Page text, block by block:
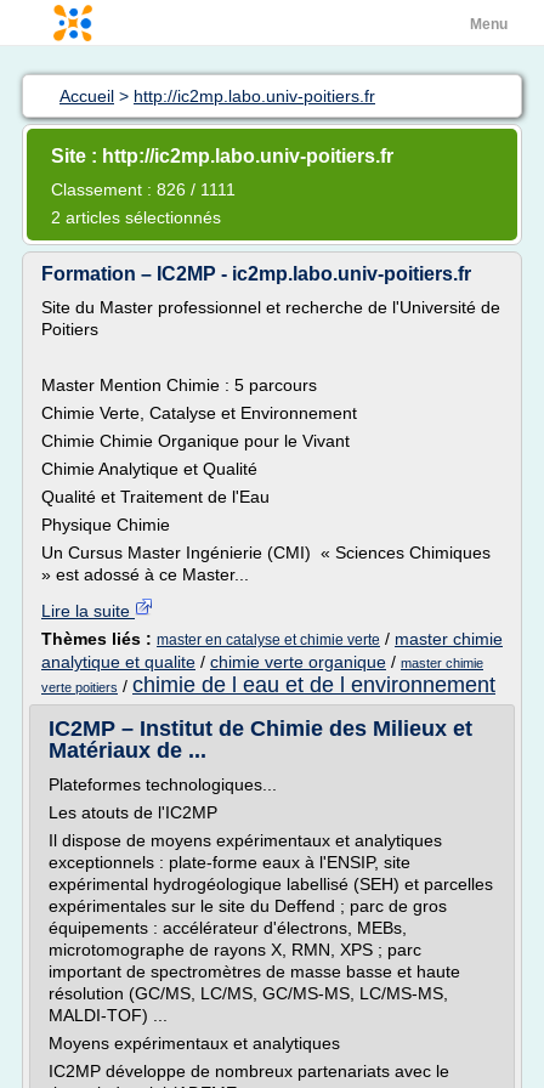
Menu
Accueil > http://ic2mp.labo.univ-poitiers.fr
Site : http://ic2mp.labo.univ-poitiers.fr
Classement : 826 / 1111
2 articles sélectionnés
Formation – IC2MP - ic2mp.labo.univ-poitiers.fr
Site du Master professionnel et recherche de l'Université de
Poitiers
Master Mention Chimie : 5 parcours
Chimie Verte, Catalyse et Environnement
Chimie Chimie Organique pour le Vivant
Chimie Analytique et Qualité
Qualité et Traitement de l'Eau
Physique Chimie
Un Cursus Master Ingénierie (CMI) « Sciences Chimiques
» est adossé à ce Master...
Lire la suite
Thèmes liés : master en catalyse et chimie verte / master chimie
analytique et qualite / chimie verte organique / master chimie
verte poitiers / chimie de l eau et de l environnement
IC2MP – Institut de Chimie des Milieux et
Matériaux de ...
Plateformes technologiques...
Les atouts de l'IC2MP
Il dispose de moyens expérimentaux et analytiques
exceptionnels : plate-forme eaux à l'ENSIP, site
expérimental hydrogéologique labellisé (SEH) et parcelles
expérimentales sur le site du Deffend ; parc de gros
équipements : accélérateur d'électrons, MEBs,
microtomographe de rayons X, RMN, XPS ; parc
important de spectromètres de masse basse et haute
résolution (GC/MS, LC/MS, GC/MS-MS, LC/MS-MS,
MALDI-TOF) ...
Moyens expérimentaux et analytiques
IC2MP développe de nombreux partenariats avec le